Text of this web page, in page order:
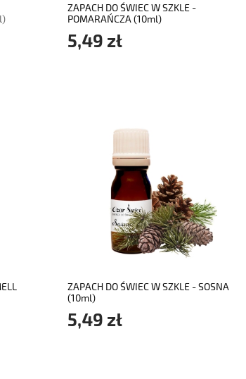
ZAPACH DO ŚWIEC W SZKLE -
POMARAŃCZA (10ml)
5,49 zł
ZAPACH DO ŚWIEC W SZKLE - SOSNA
(10ml)
5,49 zł
do koszyka